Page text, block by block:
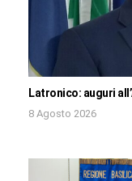
Latronico: auguri
8 Agosto 2026